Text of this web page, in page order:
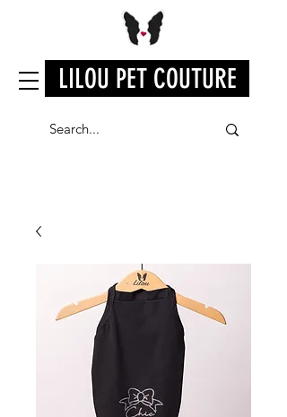
LILOU PET COUTURE